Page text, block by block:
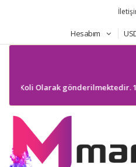
Hesabım
Olarak gönderilmektedir. 1